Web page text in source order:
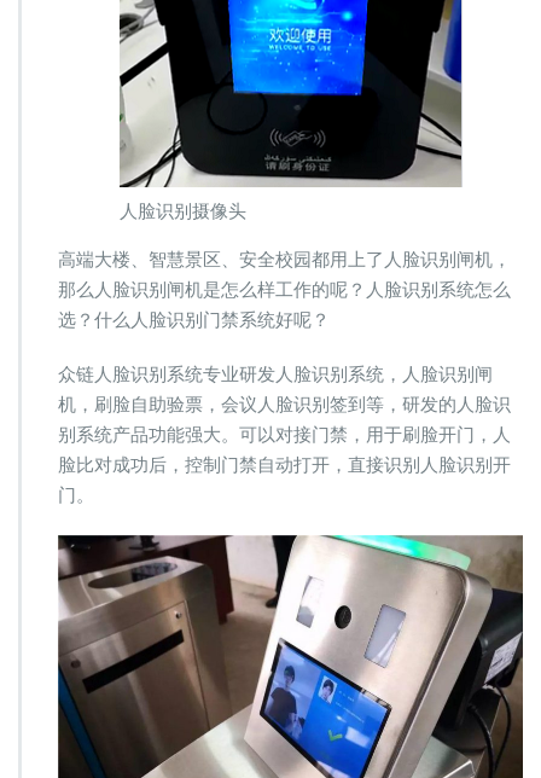
人脸识别摄像头
高端大楼、智慧景区、安全校园都用上了人脸识别闸机，
那么人脸识别闸机是怎么样工作的呢？人脸识别系统怎么
选？什么人脸识别门禁系统好呢？
众链人脸识别系统专业研发人脸识别系统，人脸识别闸
机，刷脸自助验票，会议人脸识别签到等，研发的人脸识
别系统产品功能强大。可以对接门禁，用于刷脸开门，人
脸比对成功后，控制门禁自动打开，直接识别人脸识别开
门。